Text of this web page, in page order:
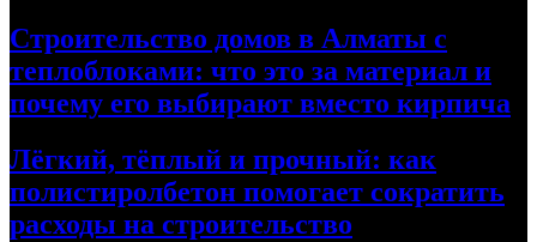
Строительство домов в Алматы с
теплоблоками: что это за материал и
почему его выбирают вместо кирпича
Лёгкий, тёплый и прочный: как
полистиролбетон помогает сократить
расходы на строительство